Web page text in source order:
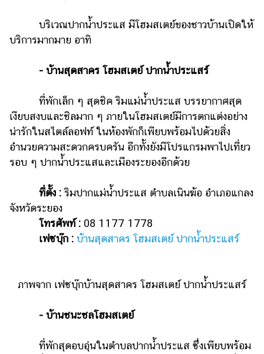
บริเวณปากน้ำประแส มีโฮมสเตย์ของชาวบ้านเปิดให้
บริการมากมาย อาทิ
- บ้านสุดสาคร โฮมสเตย์ ปากน้ำประแสร์
ที่พักเล็ก ๆ สุดชิค ริมแม่น้ำประแส บรรยากาศสุด
เงียบสงบและชิลมาก ๆ ภายในโฮมสเตย์มีการตกแต่งอย่าง
น่ารักในสไตล์ลอฟท์ ในห้องพักก็เพียบพร้อมไปด้วยสิ่ง
อำนวยความสะดวกครบครัน อีกทั้งยังมีโปรแกรมพาไปเที่ยว
รอบ ๆ ปากน้ำประแสและเมืองระยองอีกด้วย
ที่ตั้ง :ริมปากแม่น้ำประแส ตำบลเนินฆ้อ อำเภอแกลง
จังหวัดระยอง
โทรศัพท์ : 08 1177 1778
เฟซบุ๊ก : บ้านสุดสาคร โฮมสเตย์ ปากน้ำประแสร์
ภาพจาก เฟซบุ๊กบ้านสุดสาคร โฮมสเตย์ ปากน้ำประแสร์
- บ้านชนะชลโฮมสเตย์
ที่พักสุดอบอุ่นในตำบลปากน้ำประแส ซึ่งเพียบพร้อม